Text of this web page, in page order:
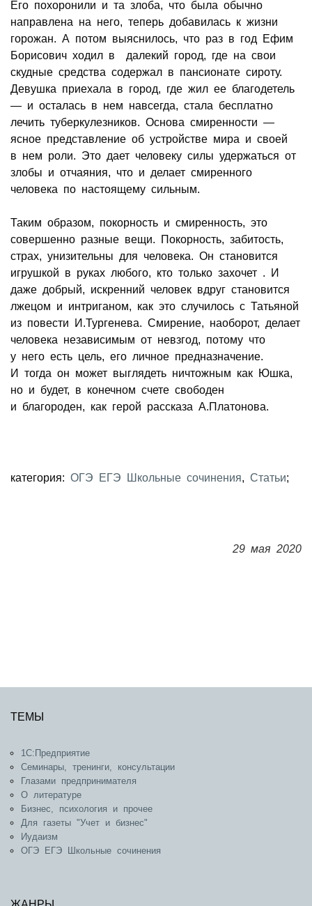
Его похоронили и та злоба, что была обычно
направлена на него, теперь добавилась к жизни
горожан. А потом выяснилось, что раз в год Ефим
Борисович ходил в далекий город, где на свои
скудные средства содержал в пансионате сироту.
Девушка приехала в город, где жил ее благодетель
— и осталась в нем навсегда, стала бесплатно
лечить туберкулезников. Основа смиренности —
ясное представление об устройстве мира и своей
в нем роли. Это дает человеку силы удержаться от
злобы и отчаяния, что и делает смиренного
человека по настоящему сильным.
Таким образом, покорность и смиренность, это
совершенно разные вещи. Покорность, забитость,
страх, унизительны для человека. Он становится
игрушкой в руках любого, кто только захочет . И
даже добрый, искренний человек вдруг становится
лжецом и интриганом, как это случилось с Татьяной
из повести И.Тургенева. Смирение, наоборот, делает
человека независимым от невзгод, потому что
у него есть цель, его личное предназначение.
И тогда он может выглядеть ничтожным как Юшка,
но и будет, в конечном счете свободен
и благороден, как герой рассказа А.Платонова.
категория: ОГЭ ЕГЭ Школьные сочинения, Статьи;
29 мая 2020
ТЕМЫ
1С:Предприятие
Семинары, тренинги, консультации
Глазами предпринимателя
О литературе
Бизнес, психология и прочее
Для газеты "Учет и бизнес"
Иудаизм
ОГЭ ЕГЭ Школьные сочинения